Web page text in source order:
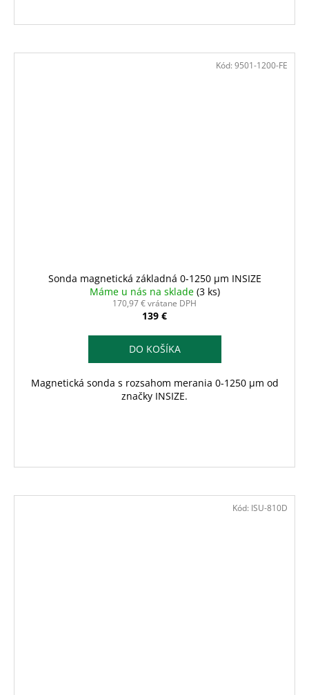
Sonda magnetická základná 0-1250 µm INSIZE
Máme u nás na sklade (3 ks)
170,97 € vrátane DPH
139 €
DO KOŠÍKA
Magnetická sonda s rozsahom merania 0-1250 µm od
značky INSIZE.
Kód: 9501-1200-FE
Kód: ISU-810D